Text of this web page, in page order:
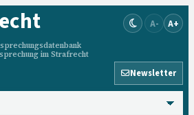
im Strafrecht
A- A+
Newsletter